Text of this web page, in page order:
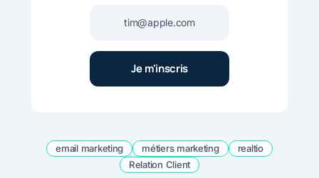
email marketing métiers marketing
realtio
Relation Client